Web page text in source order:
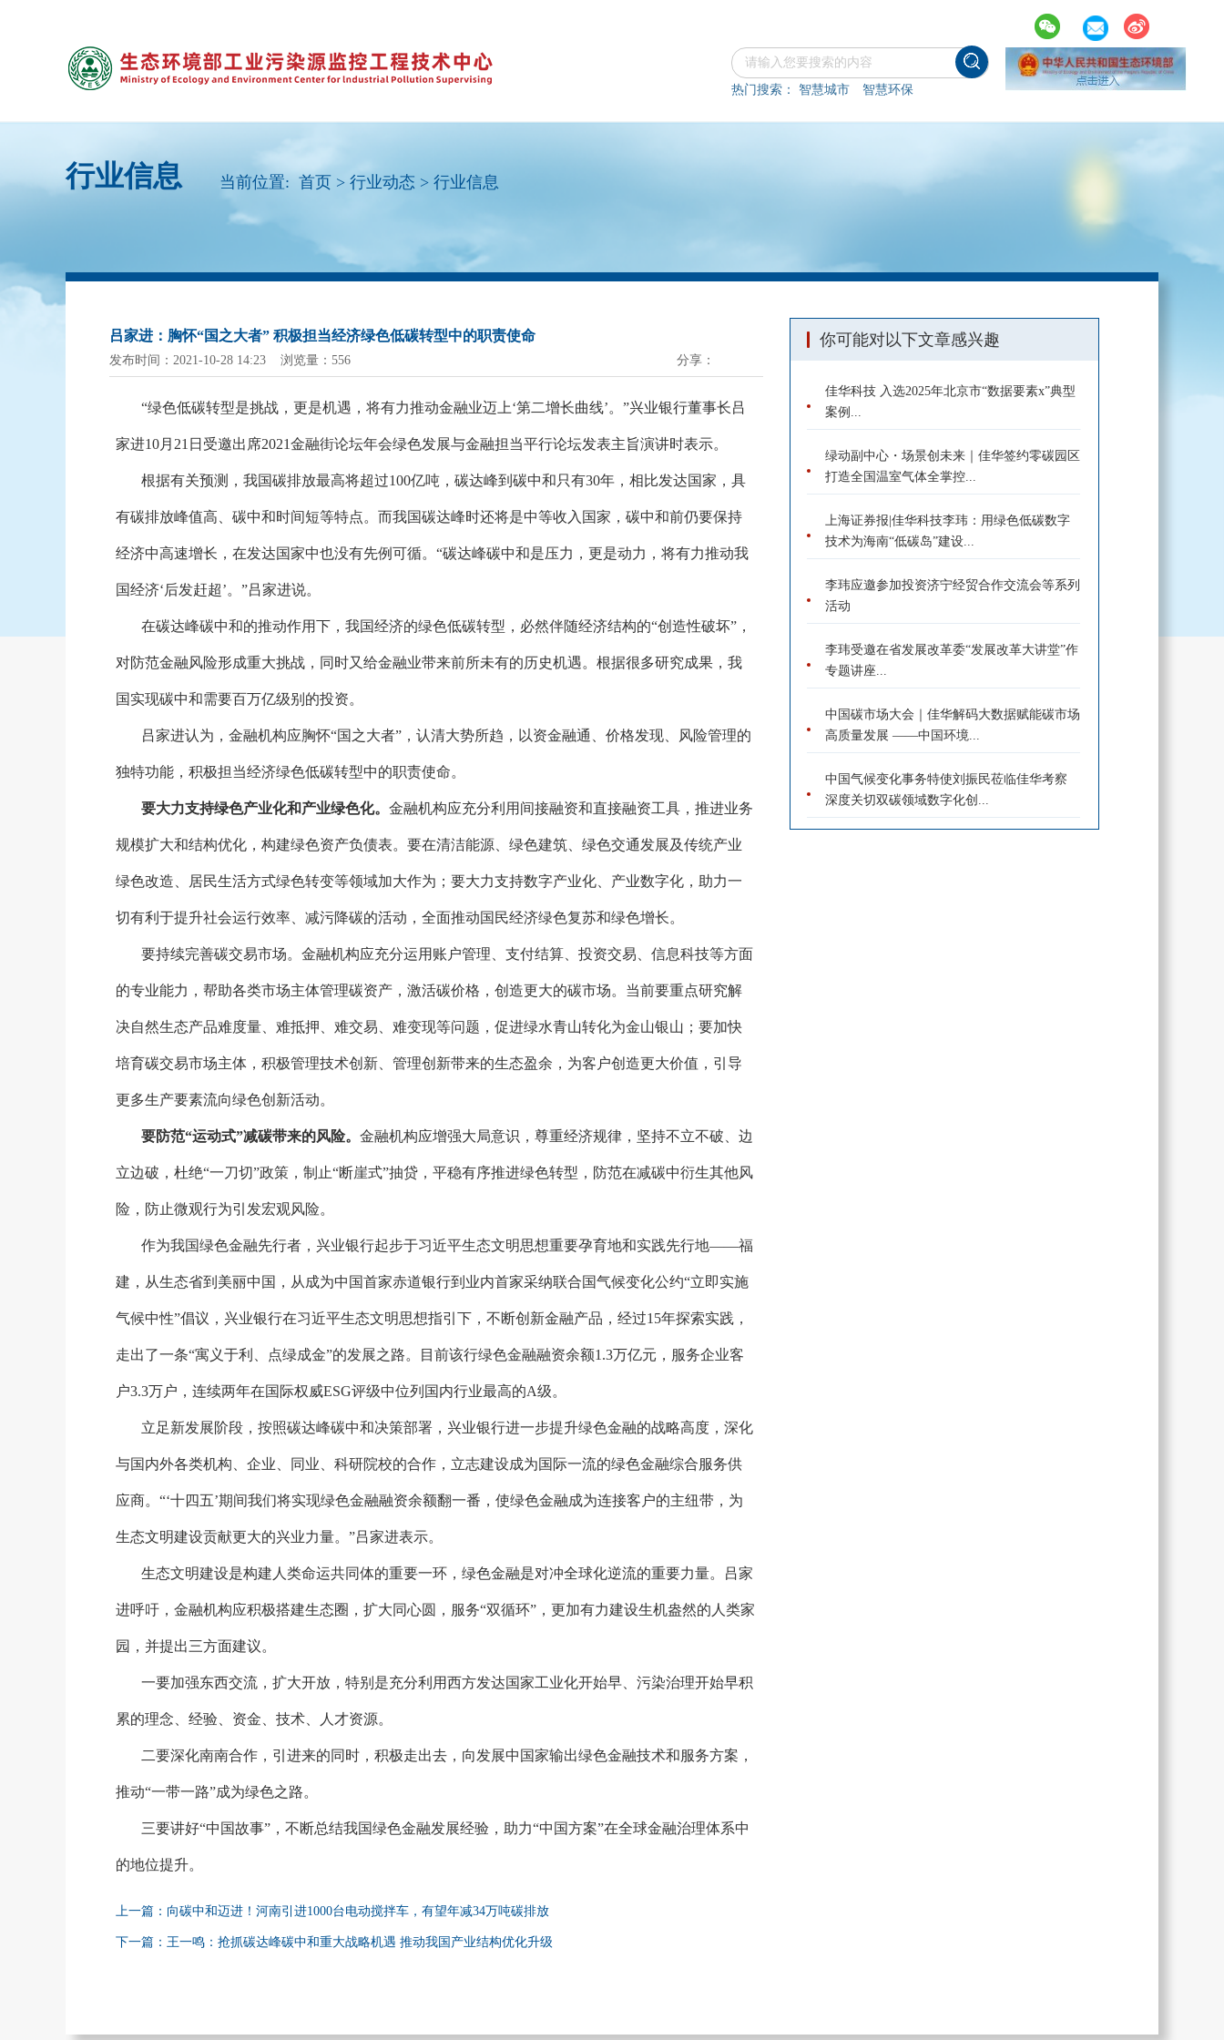
热门搜索： 智慧城市 智慧环保
行业信息 当前位置: 首页 > 行业动态 > 行业信息
吕家进：胸怀“国之大者” 积极担当经济绿色低碳转型中的职责使命
发布时间：2021-10-28 14:23 浏览量：556 分享：
“绿色低碳转型是挑战，更是机遇，将有力推动金融业迈上‘第二增长曲线’。”兴业银行董事长吕
家进10月21日受邀出席2021金融街论坛年会绿色发展与金融担当平行论坛发表主旨演讲时表示。
根据有关预测，我国碳排放最高将超过100亿吨，碳达峰到碳中和只有30年，相比发达国家，具
有碳排放峰值高、碳中和时间短等特点。而我国碳达峰时还将是中等收入国家，碳中和前仍要保持
经济中高速增长，在发达国家中也没有先例可循。“碳达峰碳中和是压力，更是动力，将有力推动我
国经济‘后发赶超’。”吕家进说。
在碳达峰碳中和的推动作用下，我国经济的绿色低碳转型，必然伴随经济结构的“创造性破坏”，
对防范金融风险形成重大挑战，同时又给金融业带来前所未有的历史机遇。根据很多研究成果，我
国实现碳中和需要百万亿级别的投资。
吕家进认为，金融机构应胸怀“国之大者”，认清大势所趋，以资金融通、价格发现、风险管理的
独特功能，积极担当经济绿色低碳转型中的职责使命。
要大力支持绿色产业化和产业绿色化。 金融机构应充分利用间接融资和直接融资工具，推进业务
规模扩大和结构优化，构建绿色资产负债表。要在清洁能源、绿色建筑、绿色交通发展及传统产业
绿色改造、居民生活方式绿色转变等领域加大作为；要大力支持数字产业化、产业数字化，助力一
切有利于提升社会运行效率、减污降碳的活动，全面推动国民经济绿色复苏和绿色增长。
要持续完善碳交易市场。金融机构应充分运用账户管理、支付结算、投资交易、信息科技等方面
的专业能力，帮助各类市场主体管理碳资产，激活碳价格，创造更大的碳市场。当前要重点研究解
决自然生态产品难度量、难抵押、难交易、难变现等问题，促进绿水青山转化为金山银山；要加快
培育碳交易市场主体，积极管理技术创新、管理创新带来的生态盈余，为客户创造更大价值，引导
更多生产要素流向绿色创新活动。
要防范“运动式”减碳带来的风险。 金融机构应增强大局意识，尊重经济规律，坚持不立不破、边
立边破，杜绝“一刀切”政策，制止“断崖式”抽贷，平稳有序推进绿色转型，防范在减碳中衍生其他风
险，防止微观行为引发宏观风险。
作为我国绿色金融先行者，兴业银行起步于习近平生态文明思想重要孕育地和实践先行地——福
建，从生态省到美丽中国，从成为中国首家赤道银行到业内首家采纳联合国气候变化公约“立即实施
气候中性”倡议，兴业银行在习近平生态文明思想指引下，不断创新金融产品，经过15年探索实践，
走出了一条“寓义于利、点绿成金”的发展之路。目前该行绿色金融融资余额1.3万亿元，服务企业客
户3.3万户，连续两年在国际权威ESG评级中位列国内行业最高的A级。
立足新发展阶段，按照碳达峰碳中和决策部署，兴业银行进一步提升绿色金融的战略高度，深化
与国内外各类机构、企业、同业、科研院校的合作，立志建设成为国际一流的绿色金融综合服务供
应商。 “‘十四五’期间我们将实现绿色金融融资余额翻一番，使绿色金融成为连接客户的主纽带，为
生态文明建设贡献更大的兴业力量。”吕家进表示。
生态文明建设是构建人类命运共同体的重要一环，绿色金融是对冲全球化逆流的重要力量。吕家
进呼吁，金融机构应积极搭建生态圈，扩大同心圆，服务“双循环”，更加有力建设生机盎然的人类家
园，并提出三方面建议。
一要加强东西交流，扩大开放，特别是充分利用西方发达国家工业化开始早、污染治理开始早积
累的理念、经验、资金、技术、人才资源。
二要深化南南合作，引进来的同时，积极走出去，向发展中国家输出绿色金融技术和服务方案，
推动“一带一路”成为绿色之路。
三要讲好“中国故事”，不断总结我国绿色金融发展经验，助力“中国方案”在全球金融治理体系中
的地位提升。
上一篇：向碳中和迈进！河南引进1000台电动搅拌车，有望年减34万吨碳排放
下一篇：王一鸣：抢抓碳达峰碳中和重大战略机遇 推动我国产业结构优化升级
你可能对以下文章感兴趣
佳华科技 入选2025年北京市“数据要素x”典型
案例...
绿动副中心・场景创未来｜佳华签约零碳园区
打造全国温室气体全掌控...
上海证券报|佳华科技李玮：用绿色低碳数字
技术为海南“低碳岛”建设...
李玮应邀参加投资济宁经贸合作交流会等系列
活动
李玮受邀在省发展改革委“发展改革大讲堂”作
专题讲座...
中国碳市场大会｜佳华解码大数据赋能碳市场
高质量发展 ——中国环境...
中国气候变化事务特使刘振民莅临佳华考察
深度关切双碳领域数字化创...